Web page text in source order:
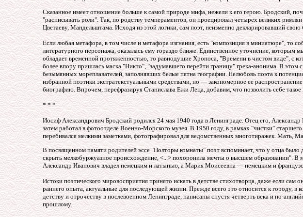
Сказанное имеет отношение больше к самой природе мифа, нежели к его герою. Бродский,
"расписывать роли". Так, по родству темпераментов, он проецировал четырех великих
Цветаеву, Мандельштама. Исходя из этой логики, сам поэт, неизменно декларировавший
Если любая метафора, в том числе и метафора изгнания, есть "композиция в миниатюре", то
литературного персонажа, оказалась ему гораздо ближе. Единственное уточнение, которым
обладает временной протяженностью, то равнодушие Хроноса, "Времени в чистом виде", с
более впору пришлась маска "Никто", "задумавшего перейти границу" грека-анонима. В
безымянных мореплавателей, заполнявших белые пятна географии. Нелюбовь поэта к
избранной поэтики экстратекстуальными средствами, но — закономерное ее
биографию. Впрочем, перефразируя Станислава Ежи Леца, добавим, что позволить себе
* * *
Иосиф Александрович Бродский родился 24 мая 1940 года в Ленинграде. Отец его,
затем работал в фотоотделе Военно-Морского музея. В 1950 году, в рамках "чистки"
перебивался мелкими заметками, фотографировал для ведомственных многотиражек. Мать,
В посвященном памяти родителей эссе "Полторы комнаты" поэт вспоминает, что у отца
скрыть мелкобуржуазное происхождение, <...> похоронила мечты о высшем образовании".
Александр Иванович владел немецким и латынью, а Мария Моисеевна — немецким и
Истоки поэтического мировосприятия принято искать в детстве стихотворца, даже если сам
раннего опыта, актуальные для последующей жизни. Прежде всего это относится к городу, в
детству и отрочеству в послевоенном Ленинграде, написаны спустя четверть века и по-
прошлому.